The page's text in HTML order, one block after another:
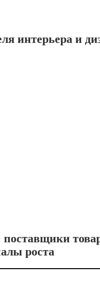
интерьера и
роста